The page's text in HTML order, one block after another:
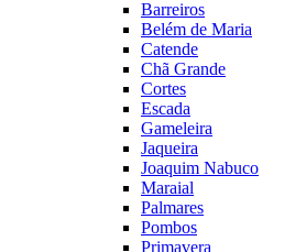
Barreiros
Belém de Maria
Catende
Chã Grande
Cortes
Escada
Gameleira
Jaqueira
Joaquim Nabuco
Maraial
Palmares
Pombos
Primavera